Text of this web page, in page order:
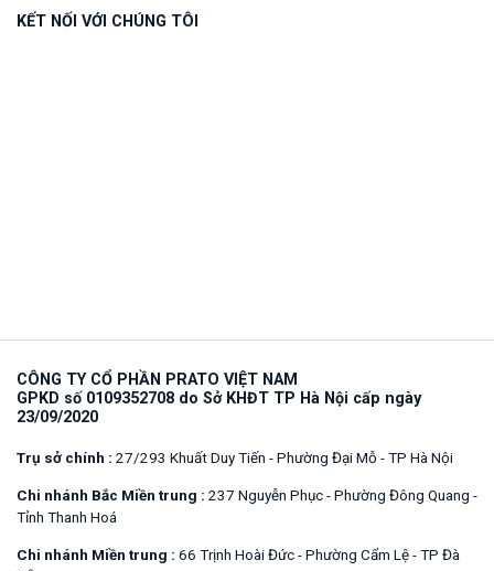
KẾT NỐI VỚI CHÚNG TÔI
CÔNG TY CỔ PHẦN PRATO VIỆT NAM
GPKD số 0109352708 do Sở KHĐT TP Hà Nội cấp ngày
23/09/2020
Trụ sở chính : 27/293 Khuất Duy Tiến - Phường Đại Mỗ - TP Hà Nội
Chi nhánh Bắc Miền trung : 237 Nguyễn Phục - Phường Đông Quang -
Tỉnh Thanh Hoá
Chi nhánh Miền trung : 66 Trịnh Hoài Đức - Phường Cẩm Lệ - TP Đà